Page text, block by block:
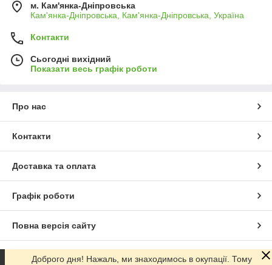
м. Кам'янка-Дніпровська
Кам'янка-Дніпровська, Кам'янка-Дніпровська, Україна
Контакти
Сьогодні вихідний
Показати весь графік роботи
Про нас
Контакти
Доставка та оплата
Графік роботи
Повна версія сайту
Сайт створено на маркетплейсі
Доброго дня! Нажаль, ми знаходимось в окупації. Тому